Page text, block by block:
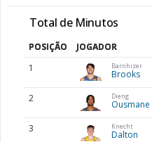
Total de Minutos
POSIÇÃO JOGADOR
1
Barnhizer
Brooks
2 Dieng
Ousmane
3 Knecht
Dalton